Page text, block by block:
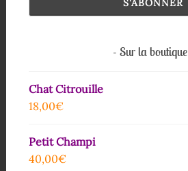
Sur la boutique
Chat Citrouille
18,00€
Petit Champi
40,00€